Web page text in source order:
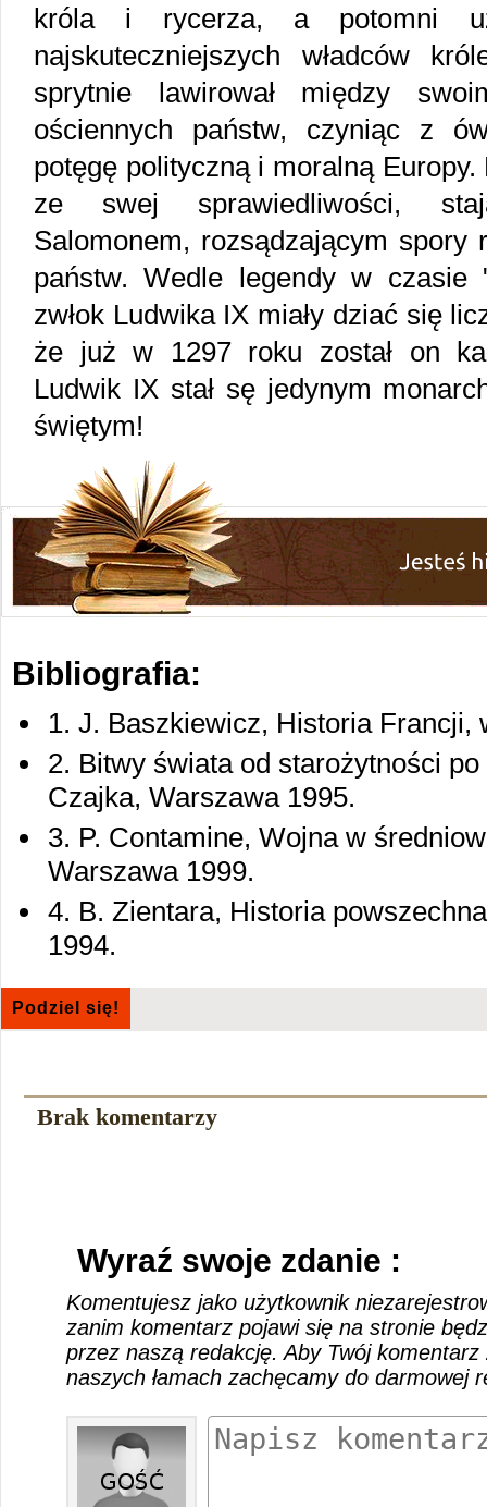
króla i rycerza, a potomni
najskuteczniejszych władców
sprytnie lawirował między
ościennych państw, czyniąc z
potęgę polityczną i moralną Europy.
ze swej sprawiedliwości,
Salomonem, rozsądzającym spory
państw. Wedle legendy w czasie
zwłok Ludwika IX miały dziać się
że już w 1297 roku został on
Ludwik IX stał sę jedynym
świętym!
Bibliografia:
1. J. Baszkiewicz, Historia Francji,
2. Bitwy świata od starożytności
Czajka, Warszawa 1995.
3. P. Contamine, Wojna w
Warszawa 1999.
4. B. Zientara, Historia
1994.
Podziel się!
Brak komentarzy
Wyraź swoje zdanie :
Komentujesz jako użytkownik
zanim komentarz pojawi się na stronie
przez naszą redakcję. Aby Twój
naszych łamach zachęcamy do darmowej